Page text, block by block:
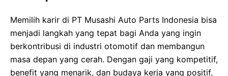
Memilih karir di PT Musashi Auto Parts Indonesia bisa
menjadi langkah yang tepat bagi Anda yang ingin
berkontribusi di industri otomotif dan membangun
masa depan yang cerah. Dengan gaji yang kompetitif,
benefit yang menarik, dan budaya kerja yang positif,